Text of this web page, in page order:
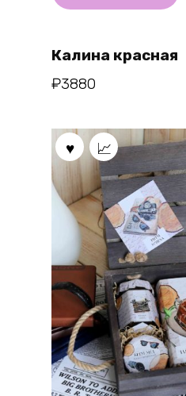
Калина красная
₽3880